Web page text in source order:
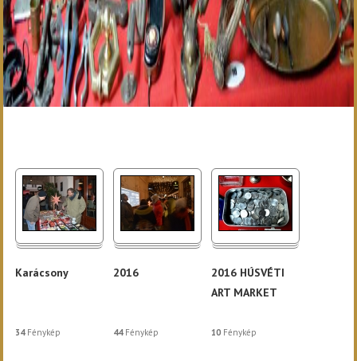
Karácsony
34Fénykép
2016
44Fénykép
2016 HÚSVÉTI
ART MARKET
10 Fénykép